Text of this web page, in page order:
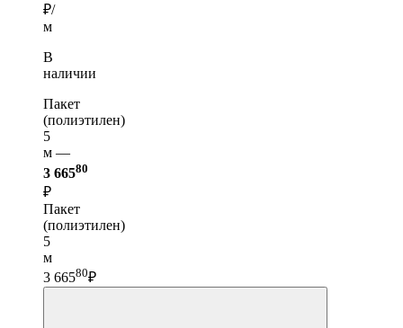
₽/
м
В
наличии
Пакет
(полиэтилен)
5
м —
3 66580
₽
Пакет
(полиэтилен)
5
м
3 66580₽